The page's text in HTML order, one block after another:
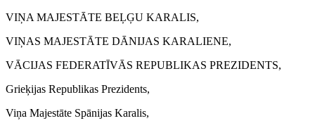
VIŅA MAJESTĀTE BEĻĢU KARALIS,
VIŅAS MAJESTĀTE DĀNIJAS KARALIENE,
VĀCIJAS FEDERATĪVĀS REPUBLIKAS PREZIDENTS,
Grieķijas Republikas Prezidents,
Viņa Majestāte Spānijas Karalis,